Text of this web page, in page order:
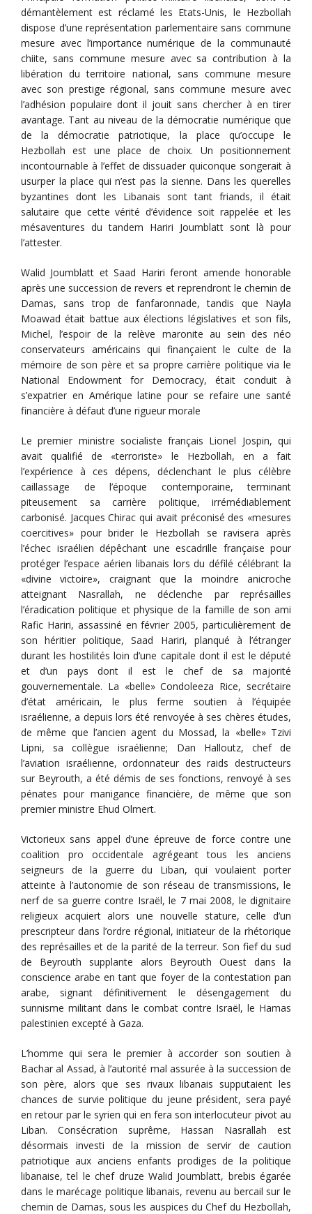
démantèlement est réclamé les Etats-Unis, le Hezbollah
dispose d’une représentation parlementaire sans commune
mesure avec l’importance numérique de la communauté
chiite, sans commune mesure avec sa contribution à la
libération du territoire national, sans commune mesure
avec son prestige régional, sans commune mesure avec
l’adhésion populaire dont il jouit sans chercher à en tirer
avantage. Tant au niveau de la démocratie numérique que
de la démocratie patriotique, la place qu’occupe le
Hezbollah est une place de choix. Un positionnement
incontournable à l’effet de dissuader quiconque songerait à
usurper la place qui n’est pas la sienne. Dans les querelles
byzantines dont les Libanais sont tant friands, il était
salutaire que cette vérité d’évidence soit rappelée et les
mésaventures du tandem Hariri Joumblatt sont là pour
l’attester.
Walid Joumblatt et Saad Hariri feront amende honorable
après une succession de revers et reprendront le chemin de
Damas, sans trop de fanfaronnade, tandis que Nayla
Moawad était battue aux élections législatives et son fils,
Michel, l’espoir de la relève maronite au sein des néo
conservateurs américains qui finançaient le culte de la
mémoire de son père et sa propre carrière politique via le
National Endowment for Democracy, était conduit à
s’expatrier en Amérique latine pour se refaire une santé
financière à défaut d’une rigueur morale
Le premier ministre socialiste français Lionel Jospin, qui
avait qualifié de «terroriste» le Hezbollah, en a fait
l’expérience à ces dépens, déclenchant le plus célèbre
caillassage de l’époque contemporaine, terminant
piteusement sa carrière politique, irrémédiablement
carbonisé. Jacques Chirac qui avait préconisé des «mesures
coercitives» pour brider le Hezbollah se ravisera après
l’échec israélien dépêchant une escadrille française pour
protéger l’espace aérien libanais lors du défilé célébrant la
«divine victoire», craignant que la moindre anicroche
atteignant Nasrallah, ne déclenche par représailles
l’éradication politique et physique de la famille de son ami
Rafic Hariri, assassiné en février 2005, particulièrement de
son héritier politique, Saad Hariri, planqué à l’étranger
durant les hostilités loin d’une capitale dont il est le député
et d‘un pays dont il est le chef de sa majorité
gouvernementale. La «belle» Condoleeza Rice, secrétaire
d’état américain, le plus ferme soutien à l’équipée
israélienne, a depuis lors été renvoyée à ses chères études,
de même que l’ancien agent du Mossad, la «belle» Tzivi
Lipni, sa collègue israélienne; Dan Halloutz, chef de
l’aviation israélienne, ordonnateur des raids destructeurs
sur Beyrouth, a été démis de ses fonctions, renvoyé à ses
pénates pour manigance financière, de même que son
premier ministre Ehud Olmert.
Victorieux sans appel d’une épreuve de force contre une
coalition pro occidentale agrégeant tous les anciens
seigneurs de la guerre du Liban, qui voulaient porter
atteinte à l’autonomie de son réseau de transmissions, le
nerf de sa guerre contre Israël, le 7 mai 2008, le dignitaire
religieux acquiert alors une nouvelle stature, celle d’un
prescripteur dans l’ordre régional, initiateur de la rhétorique
des représailles et de la parité de la terreur. Son fief du sud
de Beyrouth supplante alors Beyrouth Ouest dans la
conscience arabe en tant que foyer de la contestation pan
arabe, signant définitivement le désengagement du
sunnisme militant dans le combat contre Israël, le Hamas
palestinien excepté à Gaza.
L’homme qui sera le premier à accorder son soutien à
Bachar al Assad, à l’autorité mal assurée à la succession de
son père, alors que ses rivaux libanais supputaient les
chances de survie politique du jeune président, sera payé
en retour par le syrien qui en fera son interlocuteur pivot au
Liban. Consécration suprême, Hassan Nasrallah est
désormais investi de la mission de servir de caution
patriotique aux anciens enfants prodiges de la politique
libanaise, tel le chef druze Walid Joumblatt, brebis égarée
dans le marécage politique libanais, revenu au bercail sur le
chemin de Damas, sous les auspices du Chef du Hezbollah,